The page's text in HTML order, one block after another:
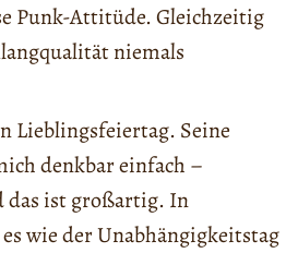
Punk-Attitüde. Gleichzeitig
niemals
Lieblingsfeiertag. Seine
denkbar einfach –
das ist großartig. In
wie der Unabhängigkeitstag